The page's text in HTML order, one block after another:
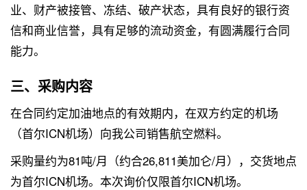
业、财产被接管、冻结、破产状态，具有良好的银行资
信和商业信誉，具有足够的流动资金，有圆满履行合同
能力。
三、采购内容
在合同约定加油地点的有效期内，在双方约定的机场
（首尔ICN机场）向我公司销售航空燃料。
采购量约为81吨/月（约合26,811美加仑/月），交货地点
为首尔ICN机场。本次询价仅限首尔ICN机场。